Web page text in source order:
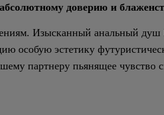
доверию и
Изысканный анальный душ
особую эстетику
партнеру пьянящее чувство